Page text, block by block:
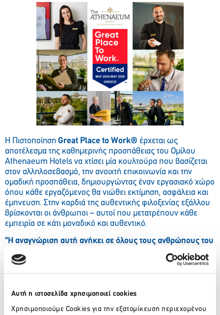
Αυτή η ιστοσελίδα χρησιμοποιεί cookies
Χρησιμοποιούμε Cookies για την εξατομίκευση περιεχομένου
Η Πιστοποίηση Great Place to Work® έρχεται ως
αποτέλεσμα της καθημερινής προσπάθειας του Ομίλου
Athenaeum Hotels να χτίσει μία κουλτούρα που βασίζεται
στον αλληλοσεβασμό, την ανοιχτή επικοινωνία και την
ομαδική προσπάθεια, δημιουργώντας έναν εργασιακό χώρο
όπου κάθε εργαζόμενος θα νιώθει εκτίμηση, ασφάλεια και
έμπνευση. Στην καρδιά της αυθεντικής φιλοξενίας εξάλλου
βρίσκονται οι άνθρωποι – αυτοί που μετατρέπουν κάθε
εμπειρία σε κάτι μοναδικό και αυθεντικό.
“Η αναγνώριση αυτή ανήκει σε όλους τους ανθρώπους του
. Είμαστε υπερήφανοι για
την ομάδα μας και δεσμευόμαστε να συνεχίσουμε να
επενδύουμε σε ένα περιβάλλον όπου κάθε εργαζόμενος
Χρήστος Κουτσόπουλος, Γενικός Διευθυντής Ομίλου